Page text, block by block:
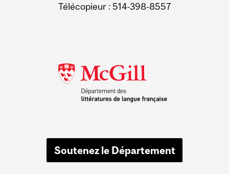
Télécopieur : 514-398-8557
Soutenez le Département